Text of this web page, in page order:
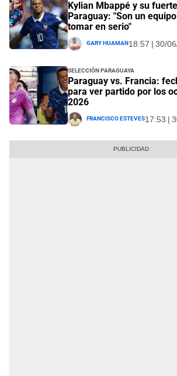
Kylian Mbappé y su
Paraguay: "Son un
tomar en serio"
Gary Huaman18:57 | 30/
Selección Paraguaya
Paraguay vs. Francia:
para ver partido por los
2026
Francisco Esteves17:53 |